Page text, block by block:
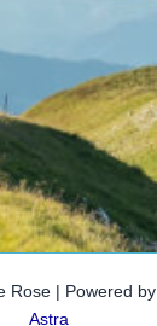
Rose | Powered by
Astra